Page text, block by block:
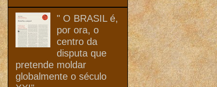
" O BRASIL é,
por ora, o
centro da
disputa que
pretende moldar
globalmente o século